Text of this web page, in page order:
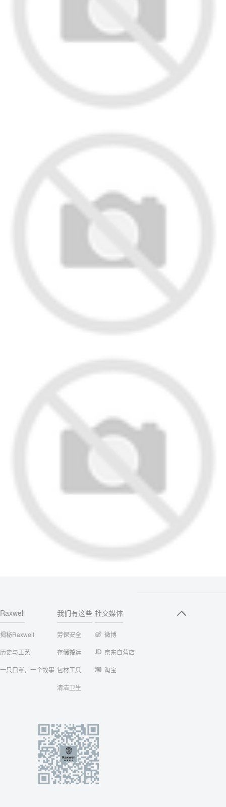
Raxwell
揭秘Raxwell
历史与工艺
一只口罩，一个故事
我们有这些
劳保安全
存储搬运
包材工具
清洁卫生
社交媒体
微博
京东自营店
淘宝